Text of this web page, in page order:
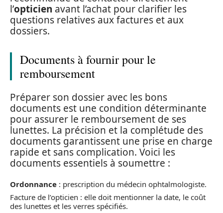
l’opticien avant l’achat pour clarifier les
questions relatives aux factures et aux
dossiers.
Documents à fournir pour le
remboursement
Préparer son dossier avec les bons
documents est une condition déterminante
pour assurer le remboursement de ses
lunettes. La précision et la complétude des
documents garantissent une prise en charge
rapide et sans complication. Voici les
documents essentiels à soumettre :
Ordonnance : prescription du médecin ophtalmologiste.
Facture de l’opticien : elle doit mentionner la date, le coût
des lunettes et les verres spécifiés.